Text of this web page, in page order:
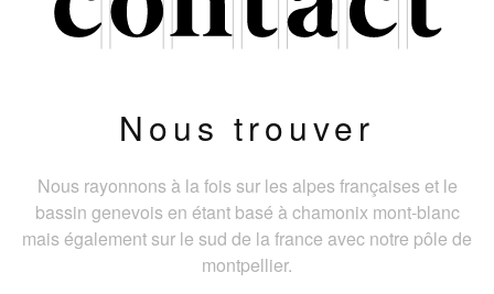
Nous trouver
Nous rayonnons à la fois sur les alpes françaises et le
bassin genevois en étant basé à chamonix mont-blanc
mais également sur le sud de la france avec notre pôle de
montpellier.